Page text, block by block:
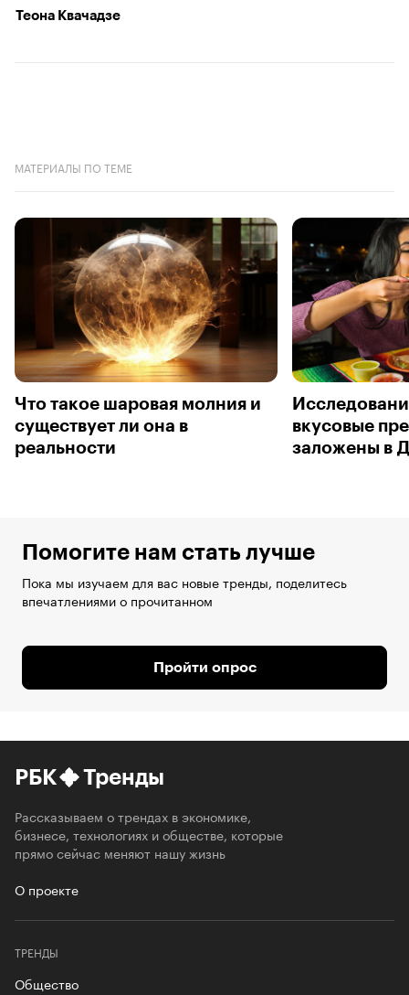
Теона Квачадзе
МАТЕРИАЛЫ ПО ТЕМЕ
Что такое шаровая молния и
существует ли она в
реальности
вкусовые
заложены в
Помогите нам стать лучше
Пока мы изучаем для вас новые тренды, поделитесь
впечатлениями о прочитанном
Пройти опрос
РБК Тренды
Рассказываем о трендах в экономике,
бизнесе, технологиях и обществе, которые
прямо сейчас меняют нашу жизнь
О проекте
ТРЕНДЫ
Общество